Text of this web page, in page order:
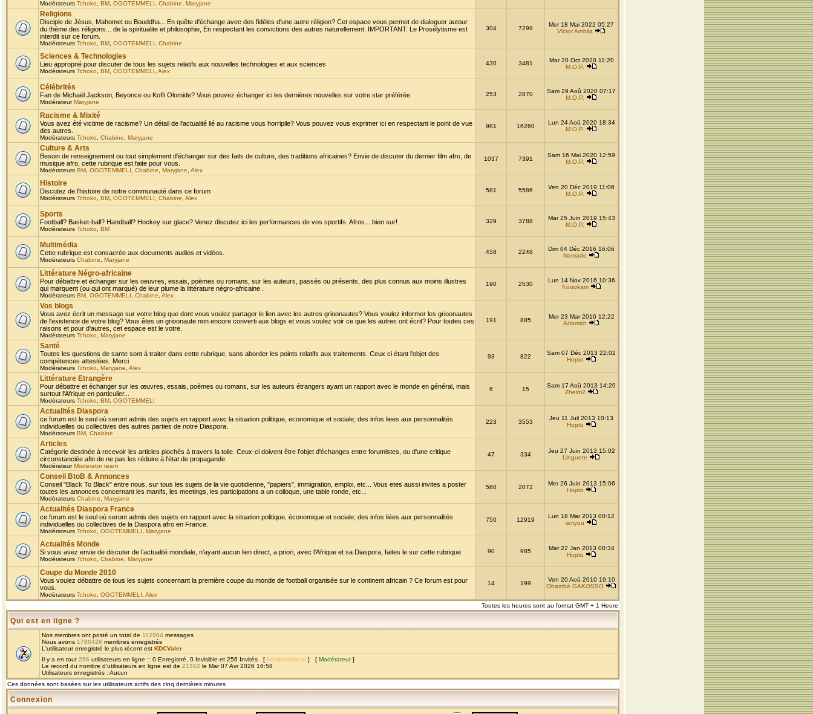
Modérateurs Tchoko BM OGOTEMMELI Chabine Maryjane
Religions
Disciple de Jésus, Mahomet ou Bouddha... En quête d'échange avec des fidèles d'une autre réligion? Cet espace vous permet de dialoguer autour
du thème des réligions... de la spiritualite et philosophie, En respectant les convictions des autres naturellement. IMPORTANT: Le Prosélytisme est
interdit sur ce forum.
Modérateurs Tchoko BM OGOTEMMELI Chabine
304 7299
Mer 18 Mai 2022 05:27
Victor Ambila
Sciences & Technologies
Lieu approprié pour discuter de tous les sujets relatifs aux nouvelles technologies et aux sciences
Modérateurs Tchoko BM OGOTEMMELI Alex
430 3481
Mar 20 Oct 2020 11:20
M.O.P.
Célébrités
Fan de Michaël Jackson, Beyonce ou Koffi Olomide? Vous pouvez échanger ici les dernières nouvelles sur votre star préférée
ModérateurMaryjane
253 2870
Sam 29 Aoû 2020 07:17
M.O.P.
Racisme & Mixité
Vous avez été victime de racisme? Un détail de l'actualité lié au racisme vous horripile? Vous pouvez vous exprimer ici en respectant le point de vue
des autres.
Modérateurs Tchoko Chabine Maryjane
981 16260
Lun 24 Aoû 2020 18:34
M.O.P.
Culture & Arts
Besoin de renseignement ou tout simplement d'échanger sur des faits de culture, des traditions africaines? Envie de discuter du dernier film afro, de
musique afro, cette rubrique est faite pour vous.
Modérateurs BM OGOTEMMELI Chabine Maryjane Alex
1037 7391
Sam 16 Mai 2020 12:59
M.O.P.
Histoire
Discutez de l'histoire de notre communauté dans ce forum
Modérateurs Tchoko BM OGOTEMMELI Chabine Alex
581 5586
Ven 20 Déc 2019 11:06
M.O.P.
Sports
Football? Basket-ball? Handball? Hockey sur glace? Venez discutez ici les performances de vos sportifs. Afros... bien sur!
Modérateurs Tchoko BM
329 3788
Mar 25 Juin 2019 15:43
M.O.P.
Multimédia
Cette rubrique est consacrée aux documents audios et vidéos.
Modérateurs Chabine Maryjane
458 2248
Dim 04 Déc 2016 16:06
Nomade
Littérature Négro-africaine
Pour débattre et échanger sur les oeuvres, essais, poèmes ou romans, sur les auteurs, passés ou présents, des plus connus aux moins illustres
qui marquent (ou qui ont marqué) de leur plume la littérature négro-africaine .
Modérateurs BM OGOTEMMELI Chabine Alex
190 2530
Lun 14 Nov 2016 10:36
Kouokam
Vos blogs
Vous avez écrit un message sur votre blog que dont vous voulez partager le lien avec les autres grioonautes? Vous voulez informer les grioonautes
de l'existence de votre blog? Vous êtes un grioonaute non encore converti aux blogs et vous voulez voir ce que les autres ont écrit? Pour toutes ces
raisons et pour d'autres, cet espace est le votre.
Modérateurs Tchoko Maryjane
191 885
Mer 23 Mar 2016 12:22
Adamah
Santé
Toutes les questions de sante sont à traiter dans cette rubrique, sans aborder les points relatifs aux traitements. Ceux ci étant l'objet des
compétences attestées. Merci
Modérateurs Tchoko Maryjane Alex
93 822
Sam 07 Déc 2013 22:02
Hopto
Littérature Etrangère
Pour débattre et échanger sur les œuvres, essais, poèmes ou romans, sur les auteurs étrangers ayant un rapport avec le monde en général, mais
surtout l'Afrique en particulier...
Modérateurs Tchoko BM OGOTEMMELI
6 15
Sam 17 Aoû 2013 14:20
Zheim2
Actualités Diaspora
ce forum est le seul où seront admis des sujets en rapport avec la situation politique, economique et sociale; des infos liees aux personnalités
individuelles ou collectives des autres parties de notre Diaspora.
Modérateurs BM Chabine
223 3553
Jeu 11 Juil 2013 10:13
Hopto
Articles
Catégorie destinée à recevoir les articles piochés à travers la toile. Ceux-ci doivent être l'objet d'échanges entre forumistes, ou d'une critique
circonstanciée afin de ne pas les réduire à l'état de propagande.
ModérateurModerator team
47 334
Jeu 27 Juin 2013 15:02
Linguere
Conseil BtoB & Annonces
Conseil "Black To Black" entre nous, sur tous les sujets de la vie quotidienne, "papiers", immigration, emploi, etc... Vous etes aussi invites a poster
toutes les annonces concernant les manifs, les meetings, les participations a un colloque, une table ronde, etc...
Modérateurs Chabine Maryjane
560 2072
Mer 26 Juin 2013 15:06
Hopto
Actualités Diaspora France
ce forum est le seul où seront admis des sujets en rapport avec la situation politique, économique et sociale; des infos liées aux personnalités
individuelles ou collectives de la Diaspora afro en France.
Modérateurs Tchoko OGOTEMMELI Maryjane
750 12919
Lun 18 Mar 2013 00:12
amyou
Actualités Monde
Si vous avez envie de discuter de l’actualité mondiale, n’ayant aucun lien direct, a priori, avec l’Afrique et sa Diaspora, faites le sur cette rubrique.
Modérateurs Tchoko Chabine Maryjane
90 985
Mar 22 Jan 2013 00:34
Hopto
Coupe du Monde 2010
Vous voulez débattre de tous les sujets concernant la première coupe du monde de football organisée sur le continent africain ? Ce forum est pour
vous.
Modérateurs Tchoko OGOTEMMELI Alex
14 199
Ven 20 Aoû 2010 19:10
Obambé GAKOSSO
Toutes les heures sont au format GMT + 1 Heure
Qui est en ligne ?
Nos membres ont posté un total de 112984 messages
Nous avons 1780426 membres enregistrés
L'utilisateur enregistré le plus récent est KDCValer
Il y a en tout 256 utilisateurs en ligne :: 0 Enregistré, 0 Invisible et 256 Invités [Administrateur ] [ Modérateur]
Le record du nombre d'utilisateurs en ligne est de 21362 le Mar 07 Avr 2026 16:58
Utilisateurs enregistrés : Aucun
Ces données sont basées sur les utilisateurs actifs des cinq dernières minutes
Connexion